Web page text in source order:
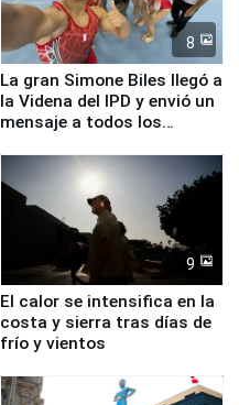
8
La gran Simone Biles llegó a
la Videna del IPD y envió un
mensaje a todos los
9
El calor se intensifica en la
costa y sierra tras días de
frío y vientos